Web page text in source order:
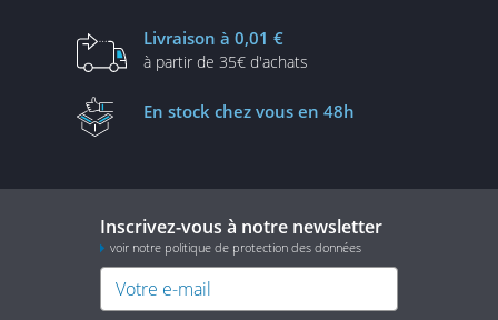
Livraison à 0,01 €
à partir de 35€ d'achats
En stock chez vous en 48h
Inscrivez-vous à notre newsletter
voir notre politique de protection des données